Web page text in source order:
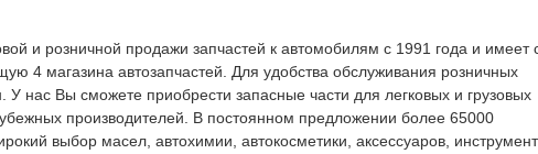
и розничной продажи запчастей к автомобилям с 1991 года и имеет
4 магазина автозапчастей. Для удобства обслуживания розничных
У нас Вы сможете приобрести запасные части для легковых и грузовых
производителей. В постоянном предложении более 65000
выбор масел, автохимии, автокосметики, аксессуаров,